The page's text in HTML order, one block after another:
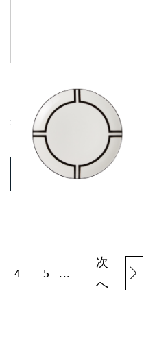
ヴェラ・ウォン リュクス グ
ラファイト クーププレート
20cm
￥8,800 (税込)
詳細を見る
4 5 ...
次
へ